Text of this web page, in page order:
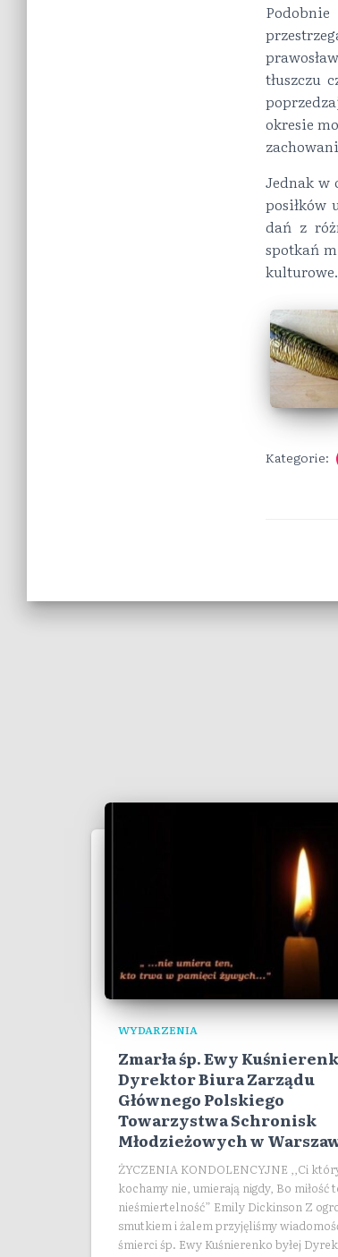
tłuszczu
okresie
Jednak w
posiłków
dań z
spotkań
kulturowe.
Kategorie:
WYDARZENIA
Zmarła śp. Ewy
Dyrektor Biura Zarządu
Głównego Polskiego
Towarzystwa Schronisk
Młodzieżowych w
ŻYCZENIA KONDOLENCYJNE ,,Ci
kochamy nie, umierają nigdy, Bo miłość
nieśmiertelność” Emily Dickinson Z
smutkiem i żalem przyjęliśmy
śmierci śp. Ewy Kuśnierenko byłej